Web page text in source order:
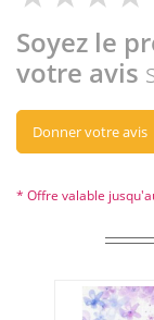
Soyez le
votre avis
Donner votre avis
* Offre valable